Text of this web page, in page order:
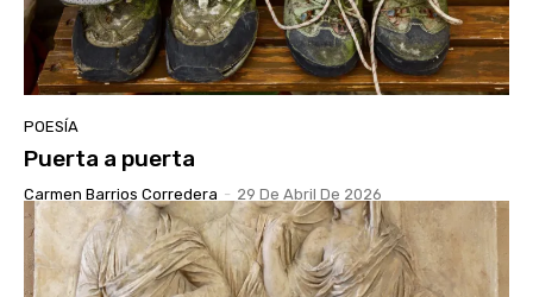
POESÍA
Puerta a puerta
Carmen Barrios Corredera - 29 De Abril De 2026